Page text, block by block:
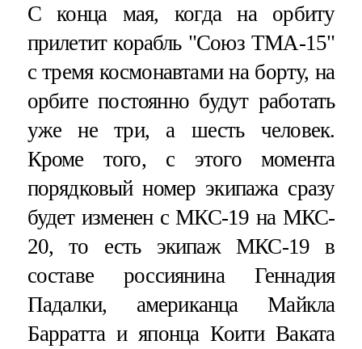
С конца мая, когда на орбиту
прилетит корабль "Союз ТМА-15"
с тремя космонавтами на борту, на
орбите постоянно будут работать
уже не три, а шесть человек.
Кроме того, с этого момента
порядковый номер экипажа сразу
будет изменен с МКС-19 на МКС-
20, то есть экипаж МКС-19 в
составе россиянина Геннадия
Падалки, американца Майкла
Барратта и японца Коити Ваката